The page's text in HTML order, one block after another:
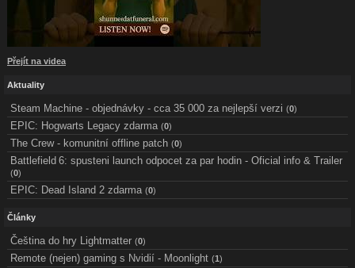
Přejít na videa
Aktuality
Steam Machine - objednávky - cca 35 000 za nejlepší verzi (0)
EPIC: Hogwarts Legacy zdarma (0)
The Crew - komunitní offline patch (0)
Battlefield 6: spusteni launch odpocet za par hodin - Oficial info & Trailer
(0)
EPIC: Dead Island 2 zdarma (0)
Články
Čeština do hry Lightmatter (0)
Remote (nejen) gaming s Nvidií - Moonlight (1)